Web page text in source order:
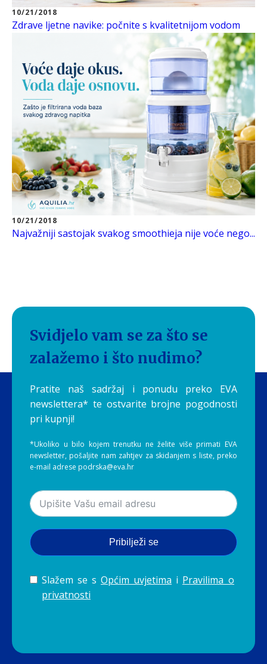
10/21/2018
Zdrave ljetne navike: počnite s kvalitetnijom vodom
10/21/2018
Najvažniji sastojak svakog smoothieja nije voće nego...
Svidjelo vam se za što se
zalažemo i što nudimo?
Pratite naš sadržaj i ponudu preko EVA
newslettera* te ostvarite brojne pogodnosti
pri kupnji!
*Ukoliko u bilo kojem trenutku ne želite više primati EVA
newsletter, pošaljite nam zahtjev za skidanjem s liste, preko
e-mail adrese podrska@eva.hr
Pribilježi se
Slažem se s Općim uvjetima i Pravilima o
privatnosti